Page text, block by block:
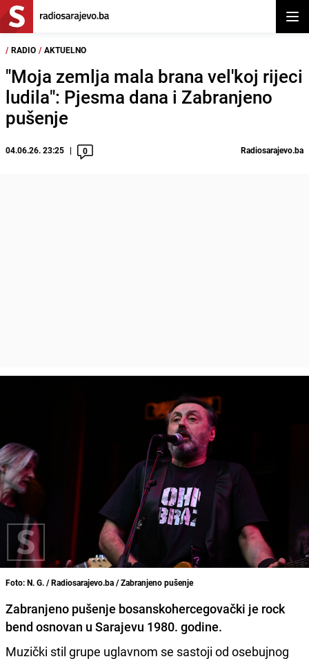
/ RADIO / AKTUELNO
"Moja zemlja mala brana vel'koj rijeci
ludila": Pjesma dana i Zabranjeno
pušenje
04.06.26. 23:25 0 Radiosarajevo.ba
Foto: N. G. / Radiosarajevo.ba / Zabranjeno pušenje
Zabranjeno pušenje bosanskohercegovački je rock
bend osnovan u Sarajevu 1980. godine.
Muzički stil grupe uglavnom se sastoji od osebujnog